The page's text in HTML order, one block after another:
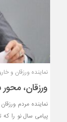
نماینده ورزقان و
ورزقان، محور
نماینده مردم
پیامی سال نو را